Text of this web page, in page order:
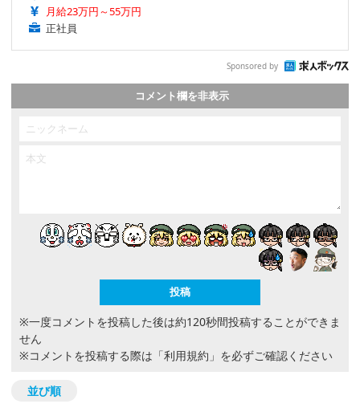
月給23万円～55万円
正社員
Sponsored by
コメント欄を非表示
※一度コメントを投稿した後は約120秒間投稿することができま
せん
※コメントを投稿する際は 「利用規約」 を必ずご確認ください
並び順